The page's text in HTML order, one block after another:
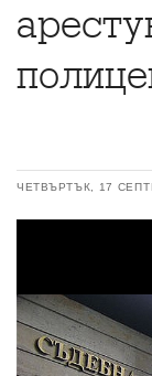
ЧЕТВЪРТЪК, 17